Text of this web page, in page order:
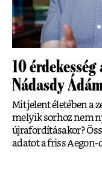
10
Nádasdy
Mit jelent életében a
melyik sorhoz nem
újrafordításakor?
adatot a friss Aegon-